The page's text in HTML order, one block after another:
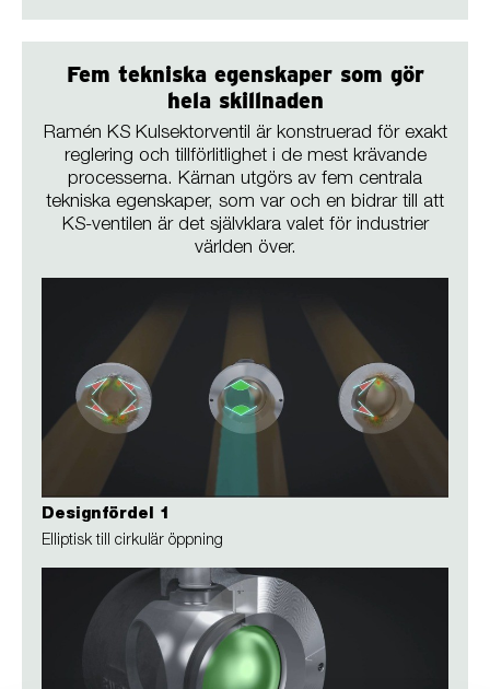
Fem tekniska egenskaper som gör
hela skillnaden
Ramén KS Kulsektorventil är konstruerad för exakt
reglering och tillförlitlighet i de mest krävande
processerna. Kärnan utgörs av fem centrala
tekniska egenskaper, som var och en bidrar till att
KS-ventilen är det självklara valet för industrier
världen över.
Designfördel 1
Elliptisk till cirkulär öppning